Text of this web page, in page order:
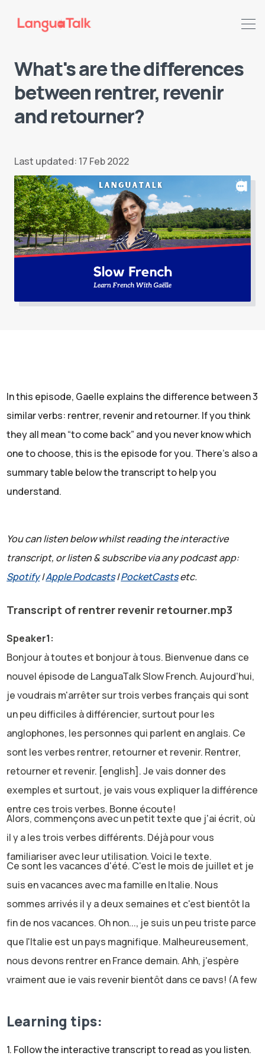
Search LanguaTalk
What's are the differences
between rentrer, revenir
and retourner?
Last updated: 17 Feb 2022
In this episode, Gaelle explains the difference between 3
similar verbs: rentrer, revenir and retourner. If you think
they all mean “to come back” and you never know which
one to choose, this is the episode for you. There's also a
summary table below the transcript to help you
understand.
You can listen below whilst reading the interactive
transcript, or listen & subscribe via any podcast app:
Spotify|Apple Podcasts|PocketCastsetc.
Transcript of rentrer revenir retourner.mp3
Speaker1:
Bonjour à toutes et bonjour à tous. Bienvenue dans ce
nouvel épisode de LanguaTalk Slow French. Aujourd'hui,
je voudrais m'arrêter sur trois verbes français qui sont
un peu difficiles à différencier, surtout pour les
anglophones, les personnes qui parlent en anglais. Ce
sont les verbes rentrer, retourner et revenir. Rentrer,
retourner et revenir. [english]. Je vais donner des
exemples et surtout, je vais vous expliquer la différence
entre ces trois verbes. Bonne écoute!
Alors, commençons avec un petit texte que j'ai écrit, où
il y a les trois verbes différents. Déjà pour vous
familiariser avec leur utilisation. Voici le texte.
Ce sont les vacances d'été. C'est le mois de juillet et je
suis en vacances avec ma famille en Italie. Nous
sommes arrivés il y a deux semaines et c'est bientôt la
fin de nos vacances. Oh non..., je suis un peu triste parce
que l'Italie est un pays magnifique. Malheureusement,
nous devons rentrer en France demain. Ahh, j'espère
vraiment que je vais revenir bientôt dans ce pays! (A few
photos de nos vacances en Italie. Ahhh, c'était vraiment
quand en Italie? C'était vraiment bien".
Learning tips:
1. Follow the interactive transcript to read as you listen.